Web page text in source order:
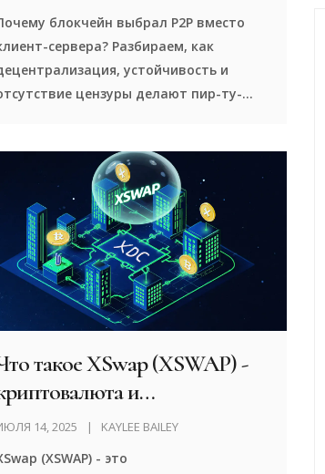
блокчейн выбрал P2P вместо
сервера? Разбираем, как
устойчивость и
цензуры делают пир-ту-
такое XSwap (XSWAP) -
и
биржа
сети XDC
14, 2025 KAYLEE BAILEY
(XSWAP) - это